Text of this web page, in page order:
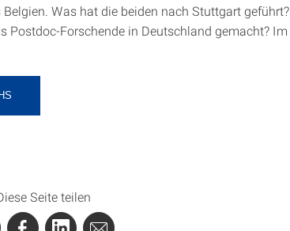
Was hat die beiden nach Stuttgart geführt?
Postdoc-Forschende in Deutschland gemacht? Im
Seite teilen